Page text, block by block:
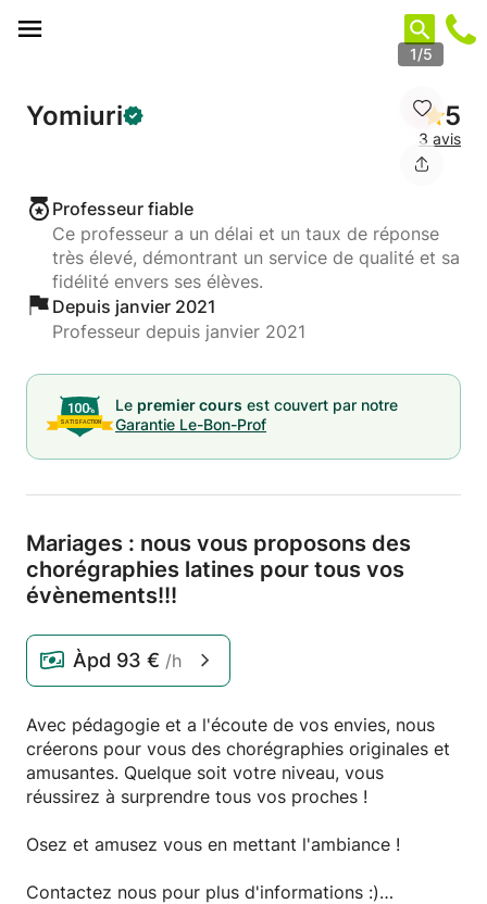
1/5
Yomiuri 5
3 avis
Professeur fiable
Ce professeur a un délai et un taux de réponse
très élevé, démontrant un service de qualité et sa
fidélité envers ses élèves.
Depuis janvier 2021
Professeur depuis janvier 2021
Le premier cours est couvert par notre
Garantie Le-Bon-Prof
Mariages : nous vous proposons des
chorégraphies latines pour tous vos
évènements!!!
Àpd 93 € /h
Avec pédagogie et a l'écoute de vos envies, nous
créerons pour vous des chorégraphies originales et
amusantes. Quelque soit votre niveau, vous
réussirez à surprendre tous vos proches !
Osez et amusez vous en mettant l'ambiance !
Contactez nous pour plus d'informations :)